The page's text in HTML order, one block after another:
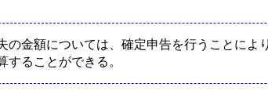
の金額については、確定申告を行うことによ
ることができる。